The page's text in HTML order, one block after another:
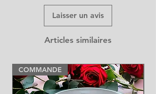
Laisser un avis
Articles similaires
COMMANDE